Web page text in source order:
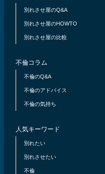
別れさせ屋のQ&A
別れさせ屋のHOWTO
別れさせ屋の比較
不倫コラム
不倫のQ&A
不倫のアドバイス
不倫の気持ち
人気キーワード
別れたい
別れさせたい
不倫